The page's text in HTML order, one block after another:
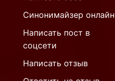
Синонимайзер онлайн
Написать пост в
соцсети
Написать отзыв